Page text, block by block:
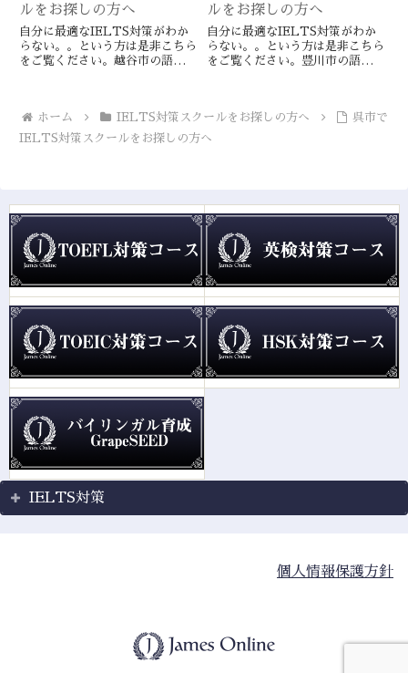
ルをお探しの方へ
自分に最適なIELTS対策がわか
らない。。という方は是非こちら
をご覧ください。越谷市の語学ス
留学や移住をお考えの方や国内大
学受験を有利に進めたい方に是
ルをお探しの方へ
自分に最適なIELTS対策がわか
らない。。という方は是非こちら
をご覧ください。豊川市の語学ス
留学や移住をお考えの方や国内大
学受験を有利に進めたい方に是
ホーム IELTS対策スクールをお探しの方へ
呉市で
IELTS対策スクールをお探しの方へ
IELTS対策
個人情報保護方針